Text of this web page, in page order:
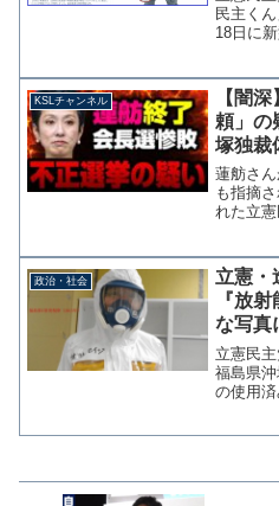
厚接触
民主く
18日に
想され
濃厚接
KSLチャンネル
【闇
頼」の
塚独裁
ネル】
蓮舫さ
も指摘
れた立
勝利し
票、蓮
政治・社会
立憲・
『放
な写真
私にと
拡大
立憲民
福島県
の使用済